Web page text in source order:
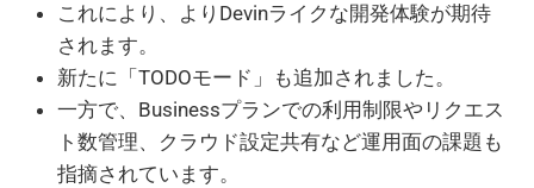
これにより、よりDevinライクな開発体験が期待
されます。
新たに「TODOモード」も追加されました。
一方で、Businessプランでの利用制限やリクエス
ト数管理、クラウド設定共有など運用面の課題も
指摘されています。